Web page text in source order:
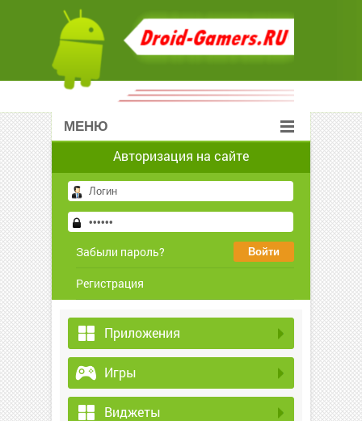
МЕНЮ
Авторизация на сайте
Забыли пароль?
Регистрация
Приложения
Игры
Виджеты